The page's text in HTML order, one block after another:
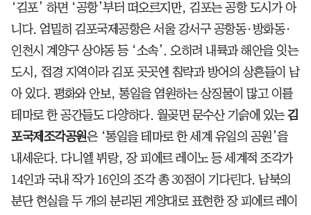
‘김포’ 하면 ‘공항’부터 떠오르지만, 김포는 공항 도시가 아
니다. 엄밀히 김포국제공항은 서울 강서구 공항동·방화동·
인천시 계양구 상야동 등 ‘소속’. 오히려 내륙과 해안을 잇는
도시, 접경 지역이라 김포 곳곳엔 침략과 방어의 상흔들이 남
아 있다. 평화와 안보, 통일을 염원하는 상징물이 많고 이를
테마로 한 공간들도 다양하다. 월곶면 문수산 기슭에 있는 김
포국제조각공원은 ‘통일을 테마로 한 세계 유일의 공원’을
내세운다. 다니엘 뷔랑, 장 피에르 레이노 등 세계적 조각가
14인과 국내 작가 16인의 조각 총 30점이 기다린다. 남북의
분단 현실을 두 개의 분리된 게양대로 표현한 장 피에르 레이